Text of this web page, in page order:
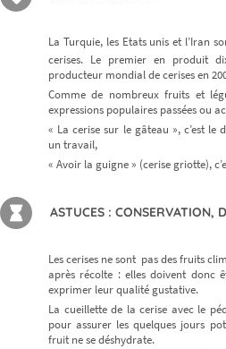
La Turquie, les Etats unis et l’Iran
cerises. Le premier en produit
producteur mondial de cerises en
Comme de nombreux fruits et
expressions populaires passées ou
« La cerise sur le gâteau », c’est
un travail,
« Avoir la guigne » (cerise griotte),
ASTUCES : CONSERVATION,
Les cerises ne sont pas des fruits
après récolte : elles doivent donc
exprimer leur qualité gustative.
La cueillette de la cerise avec le
pour assurer les quelques jours
fruit ne se déshydrate.